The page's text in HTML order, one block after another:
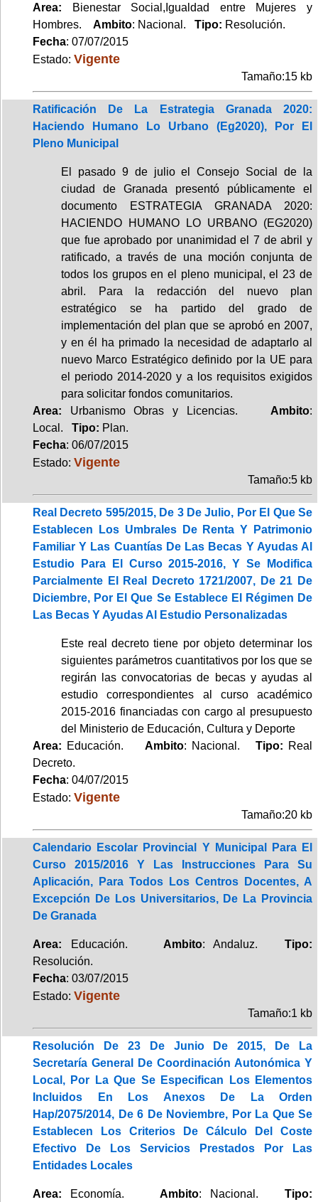
Area: Bienestar Social,Igualdad entre Mujeres y
Hombres. Ambito: Nacional. Tipo: Resolución.
Fecha: 07/07/2015
Estado: Vigente
Tamaño:15 kb
Ratificación De La Estrategia Granada 2020:
Haciendo Humano Lo Urbano (Eg2020), Por El
Pleno Municipal
El pasado 9 de julio el Consejo Social de la
ciudad de Granada presentó públicamente el
documento ESTRATEGIA GRANADA 2020:
HACIENDO HUMANO LO URBANO (EG2020)
que fue aprobado por unanimidad el 7 de abril y
ratificado, a través de una moción conjunta de
todos los grupos en el pleno municipal, el 23 de
abril. Para la redacción del nuevo plan
estratégico se ha partido del grado de
implementación del plan que se aprobó en 2007,
y en él ha primado la necesidad de adaptarlo al
nuevo Marco Estratégico definido por la UE para
el periodo 2014-2020 y a los requisitos exigidos
para solicitar fondos comunitarios.
Area: Urbanismo Obras y Licencias. Ambito:
Local. Tipo: Plan.
Fecha: 06/07/2015
Estado: Vigente
Tamaño:5 kb
Real Decreto 595/2015, De 3 De Julio, Por El Que Se
Establecen Los Umbrales De Renta Y Patrimonio
Familiar Y Las Cuantías De Las Becas Y Ayudas Al
Estudio Para El Curso 2015-2016, Y Se Modifica
Parcialmente El Real Decreto 1721/2007, De 21 De
Diciembre, Por El Que Se Establece El Régimen De
Las Becas Y Ayudas Al Estudio Personalizadas
Este real decreto tiene por objeto determinar los
siguientes parámetros cuantitativos por los que se
regirán las convocatorias de becas y ayudas al
estudio correspondientes al curso académico
2015-2016 financiadas con cargo al presupuesto
del Ministerio de Educación, Cultura y Deporte
Area: Educación. Ambito: Nacional. Tipo: Real
Decreto.
Fecha: 04/07/2015
Estado: Vigente
Tamaño:20 kb
Calendario Escolar Provincial Y Municipal Para El
Curso 2015/2016 Y Las Instrucciones Para Su
Aplicación, Para Todos Los Centros Docentes, A
Excepción De Los Universitarios, De La Provincia
De Granada
Area: Educación. Ambito: Andaluz.Tipo:
Resolución.
Fecha: 03/07/2015
Estado: Vigente
Tamaño:1 kb
Resolución De 23 De Junio De 2015, De La
Secretaría General De Coordinación Autonómica Y
Local, Por La Que Se Especifican Los Elementos
Incluidos En Los Anexos De La Orden
Hap/2075/2014, De 6 De Noviembre, Por La Que Se
Establecen Los Criterios De Cálculo Del Coste
Efectivo De Los Servicios Prestados Por Las
Entidades Locales
Area: Economía. Ambito: Nacional.Tipo: